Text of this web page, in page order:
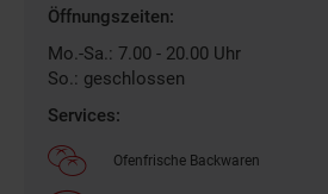
Öffnungszeiten:
Mo.-Sa.: 7.00 - 20.00 Uhr
So.: geschlossen
Services:
Ofenfrische Backwaren